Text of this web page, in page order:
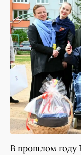
В прошлом году